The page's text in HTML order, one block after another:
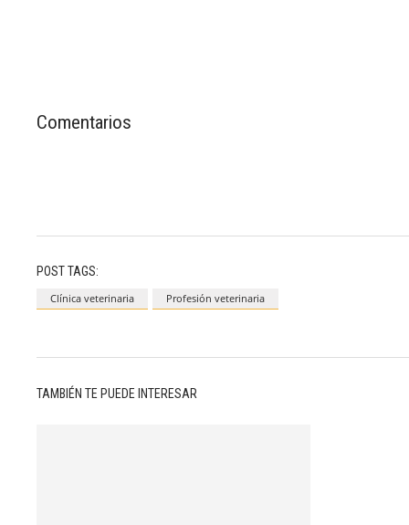
Comentarios
POST TAGS:
Clínica veterinaria Profesión veterinaria
TAMBIÉN TE PUEDE INTERESAR